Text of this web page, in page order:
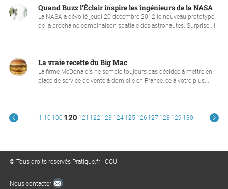
Quand Buzz l'Éclair inspire les ingénieurs de la NASA
La NASA a dévoilé jeudi 20 décembre 2012 le nouveau prototype
de la prochaine combinaison spatiale des astronautes. Surprise : il
...
La vraie recette du Big Mac
La firme McDonald's ne semble toujours pas décidée à mettre en
place de service de vente à domicile en France, ce à votre plus...
1 10 100 120 121 122 123 124 125 126 127 128 129 130
© Tous droits réservés Pratique.fr -CGU
Nous contacter